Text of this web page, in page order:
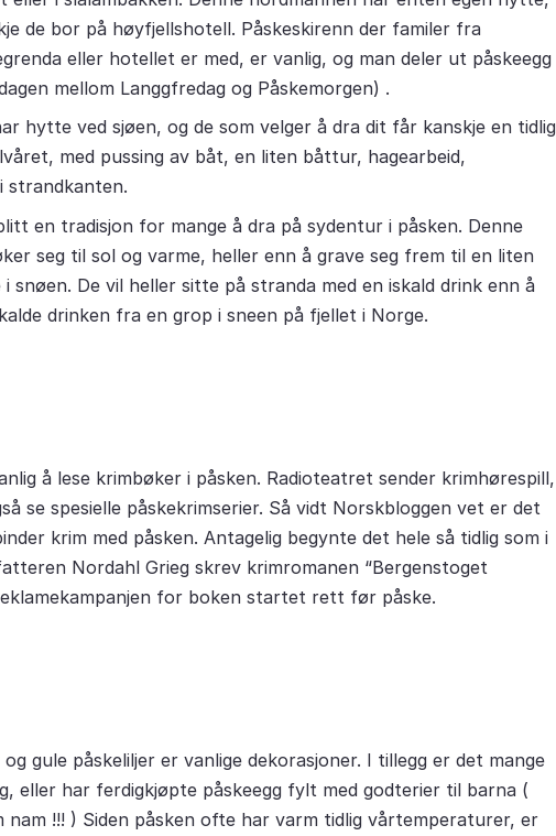
de bor på høyfjellshotell. Påskeskirenn der familer fra
eller hotellet er med, er vanlig, og man deler ut påskeegg
mellom Langgfredag og Påskemorgen) .
hytte ved sjøen, og de som velger å dra dit får kanskje en tidlig
med pussing av båt, en liten båttur, hagearbeid,
strandkanten.
en tradisjon for mange å dra på sydentur i påsken. Denne
seg til sol og varme, heller enn å grave seg frem til en liten
snøen. De vil heller sitte på stranda med en iskald drink enn å
drinken fra en grop i sneen på fjellet i Norge.
å lese krimbøker i påsken. Radioteatret sender krimhørespill,
se spesielle påskekrimserier. Så vidt Norskbloggen vet er det
krim med påsken. Antagelig begynte det hele så tidlig som i
Nordahl Grieg skrev krimromanen “Bergenstoget
for boken startet rett før påske.
gule påskeliljer er vanlige dekorasjoner. I tillegg er det mange
eller har ferdigkjøpte påskeegg fylt med godterier til barna (
nam !!! ) Siden påsken ofte har varm tidlig vårtemperaturer, er